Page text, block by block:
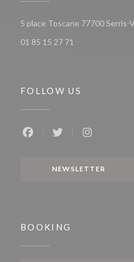
5 place Toscane 77700 Serris-
01 85 15 27 71
FOLLOW US
NEWSLETTER
BOOKING